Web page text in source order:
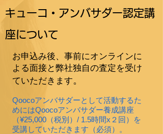
​キューコ・アンバサダー認定講
座について
​お申込み後、事前にオンラインに
よる面接と弊社独自の査定を受け
ていただきます。
Qoocoアンバサダーとして活動するた
めにはQoocoアンバサダー養成講座
（¥25,000（税別）/ 1.5時間x２回）を
受講していただきます（必須）。